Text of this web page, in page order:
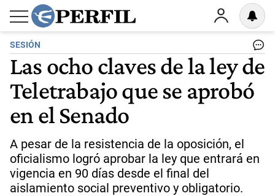
SESIÓN
Las ocho claves de la ley de
Teletrabajo que se aprobó
en el Senado
A pesar de la resistencia de la oposición, el
oficialismo logró aprobar la ley que entrará en
vigencia en 90 días desde el final del
aislamiento social preventivo y obligatorio.